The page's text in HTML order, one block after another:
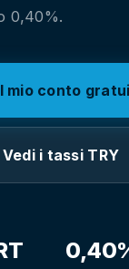
0,40%.
mio conto
Vedi i tassi TRY